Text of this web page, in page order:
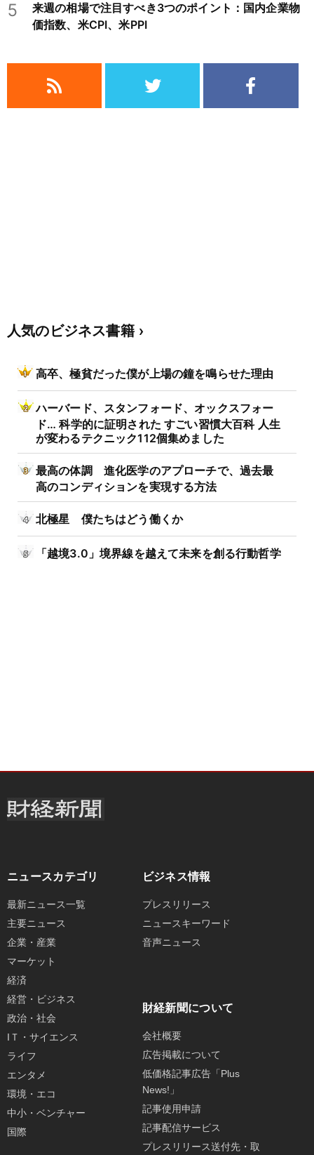
5
来週の相場で注目すべき3つのポイント：国内企業物
価指数、米CPI、米PPI
人気のビジネス書籍
高卒、極貧だった僕が上場の鐘を鳴らせた理由
ハーバード、スタンフォード、オックスフォー
ド… 科学的に証明された すごい習慣大百科 人生
が変わるテクニック112個集めました
最高の体調 進化医学のアプローチで、過去最
高のコンディションを実現する方法
北極星 僕たちはどう働くか
「越境3.0」境界線を越えて未来を創る行動哲学
ニュースカテゴリ
最新ニュース一覧
主要ニュース
企業・産業
マーケット
経済
経営・ビジネス
政治・社会
IＴ・サイエンス
ライフ
エンタメ
環境・エコ
中小・ベンチャー
国際
ビジネス情報
プレスリリース
ニュースキーワード
音声ニュース
財経新聞について
会社概要
広告掲載について
低価格記事広告「Plus
News!」
記事使用申請
記事配信サービス
プレスリリース送付先・取